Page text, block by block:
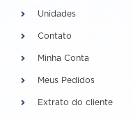
Unidades
Contato
Minha Conta
Meus Pedidos
Extrato do cliente